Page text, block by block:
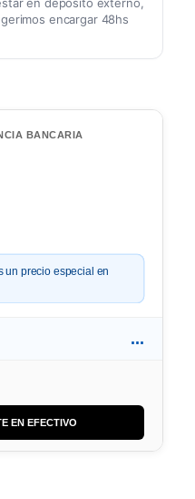
encargar 48hs
BANCARIA
un precio especial en
...
EN EFECTIVO